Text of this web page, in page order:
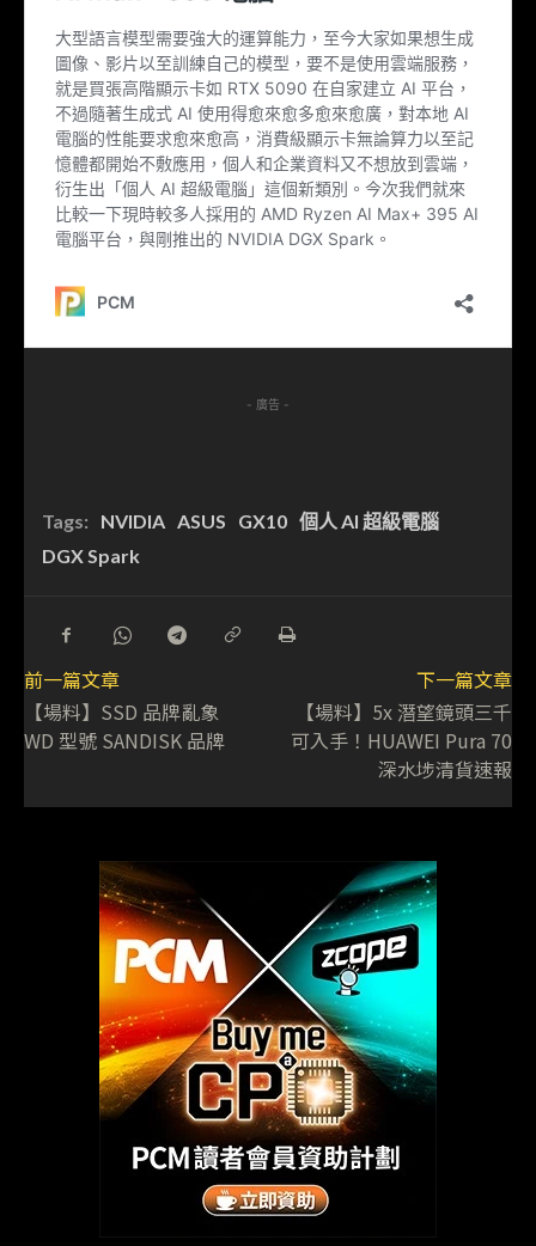
- 廣告 -
Tags: NVIDIA ASUS GX10 個人 AI 超級電腦
DGX Spark
前一篇文章
【場料】SSD 品牌亂象
WD 型號 SANDISK 品牌
下一篇文章
【場料】5x 潛望鏡頭三千
可入手！HUAWEI Pura 70
深水埗清貨速報